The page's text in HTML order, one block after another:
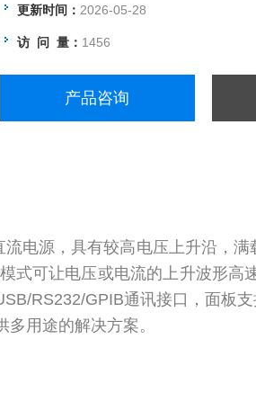
更新时间： 2026-05-28
访 问 量： 1456
产品咨询
电源，具有较高电压上升沿，满
式可让电压或电流的上升波形高
RS232/GPIB通讯接口，面板
用途的解决方案。